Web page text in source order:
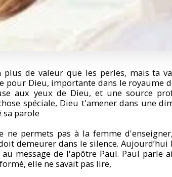
de valeur que les perles, mais ta
pour Dieu, importante dans le royaume
aux yeux de Dieu, et une source
spéciale, Dieu t'amener dans une
sa parole
ne permets pas à la femme
demeurer dans le silence. Aujourd’hui
message de l'apôtre Paul. Paul parle
elle ne savait pas lire,